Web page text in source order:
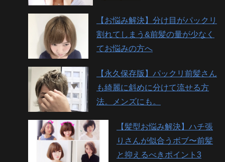
【お悩み解決】分け目がパックリ
割れてしまう&前髪の量が少なく
てお悩みの方へ
【永久保存版】パックリ前髪さん
も綺麗に斜めに分けて流せる方
法。メンズにも。
【髪型お悩み解決】ハチ張
りさんが似合うボブ〜前髪
と抑えるべきポイント3